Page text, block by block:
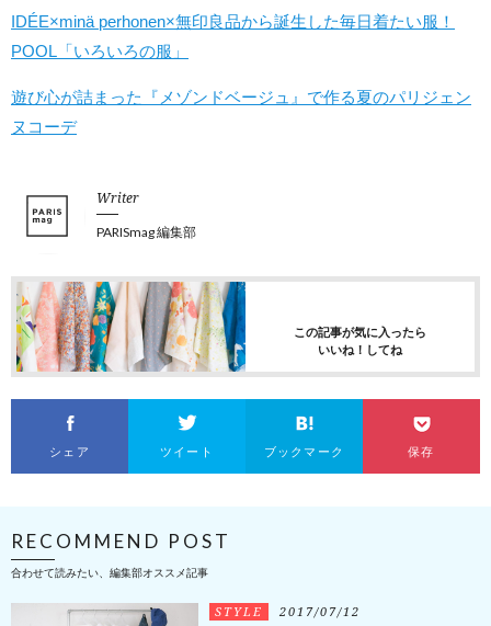
IDÉE×minä perhonen×無印良品から誕生した毎日着たい服！
POOL「いろいろの服」
遊び心が詰まった『メゾンドベージュ』で作る夏のパリジェン
ヌコーデ
Writer
PARISmag 編集部
この記事が気に入ったら
いいね！してね
シェア ツイート ブックマーク 保存
RECOMMEND POST
合わせて読みたい、編集部オススメ記事
STYLE 2017/07/12